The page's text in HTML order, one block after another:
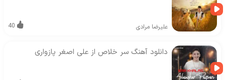
علیرضا مرادی 40
دانلود آهنگ سر خلاص از علی اصغر پازواری